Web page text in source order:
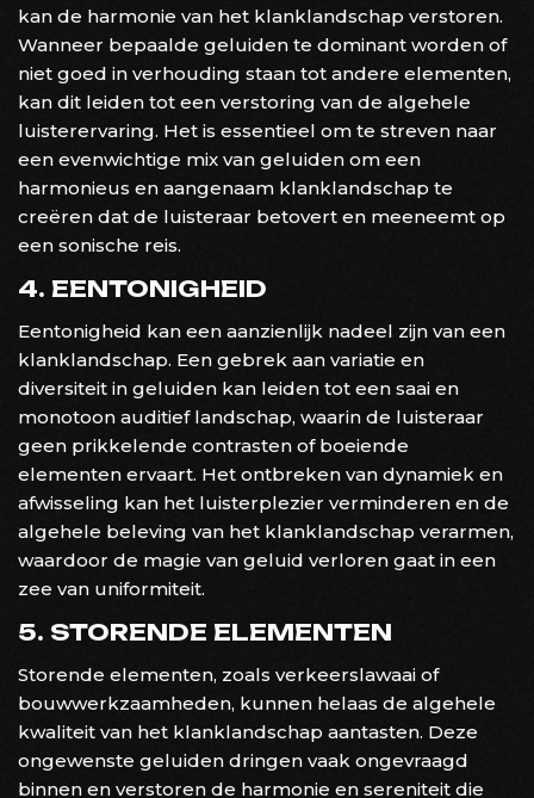
kan de harmonie van het klanklandschap verstoren.
Wanneer bepaalde geluiden te dominant worden of
niet goed in verhouding staan tot andere elementen,
kan dit leiden tot een verstoring van de algehele
luisterervaring. Het is essentieel om te streven naar
een evenwichtige mix van geluiden om een
harmonieus en aangenaam klanklandschap te
creëren dat de luisteraar betovert en meeneemt op
een sonische reis.
4. EENTONIGHEID
Eentonigheid kan een aanzienlijk nadeel zijn van een
klanklandschap. Een gebrek aan variatie en
diversiteit in geluiden kan leiden tot een saai en
monotoon auditief landschap, waarin de luisteraar
geen prikkelende contrasten of boeiende
elementen ervaart. Het ontbreken van dynamiek en
afwisseling kan het luisterplezier verminderen en de
algehele beleving van het klanklandschap verarmen,
waardoor de magie van geluid verloren gaat in een
zee van uniformiteit.
5. STORENDE ELEMENTEN
Storende elementen, zoals verkeerslawaai of
bouwwerkzaamheden, kunnen helaas de algehele
kwaliteit van het klanklandschap aantasten. Deze
ongewenste geluiden dringen vaak ongevraagd
binnen en verstoren de harmonie en sereniteit die